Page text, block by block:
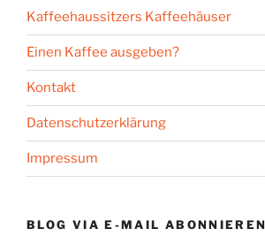
Kaffeehaussitzers Kaffeehäuser
Einen Kaffee ausgeben?
Kontakt
Datenschutzerklärung
Impressum
BLOG VIA E-MAIL ABONNIEREN